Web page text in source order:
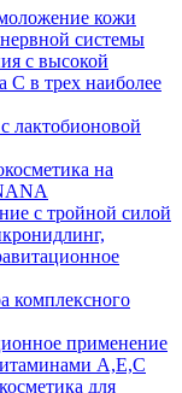
кожи
системы
с высокой
C в трех наиболее
лактобионовой
на
с тройной силой
комплексного
применение
A,Е,С
для